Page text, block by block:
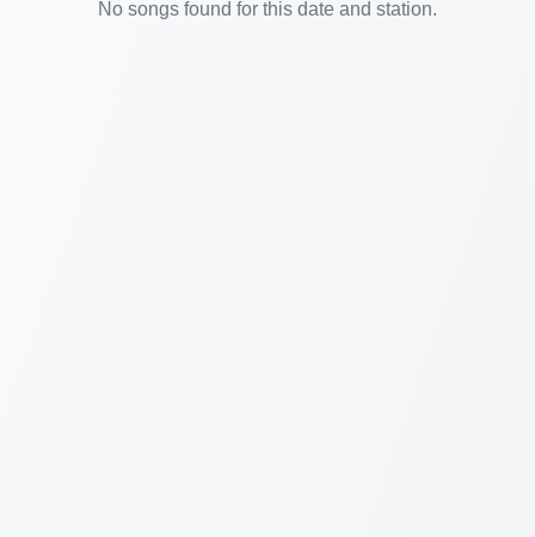
No songs found for this date and station.